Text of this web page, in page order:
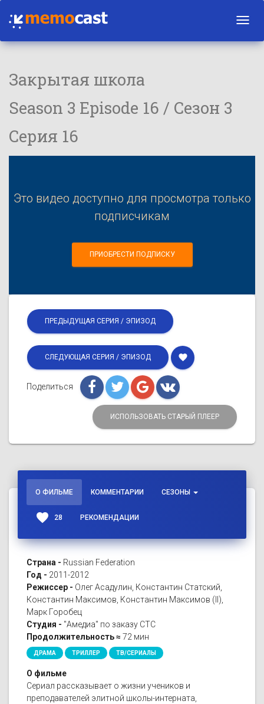
Закрытая школа
Season 3 Episode 16 / Сезон 3
Серия 16
Это видео доступно для просмотра только
подписчикам
ПРИОБРЕСТИ ПОДПИСКУ
ПРЕДЫДУЩАЯ СЕРИЯ / ЭПИЗОД
СЛЕДУЮЩАЯ СЕРИЯ / ЭПИЗОД favorite
Поделиться
ИСПОЛЬЗОВАТЬ СТАРЫЙ ПЛЕЕР
О ФИЛЬМЕ КОММЕНТАРИИ СЕЗОНЫ
favorite 28 РЕКОМЕНДАЦИИ
Страна - Russian Federation
Год - 2011-2012
Режиссер - Олег Асадулин, Константин Статский,
Константин Максимов, Константин Максимов (II),
Марк Горобец
Студия - "Амедиа" по заказу СТС
Продолжительность ≈ 72 мин
ДРАМА ТРИЛЛЕР ТВ/СЕРИАЛЫ
О фильме
Сериал рассказывает о жизни учеников и
преподавателей элитной школы-интерната,